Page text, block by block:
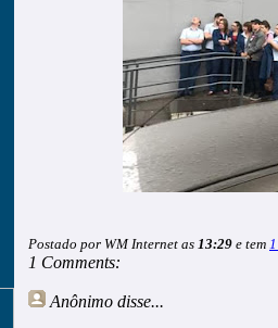
Postado por WM Internet as 13:29 e tem
1 Comments:
Anônimo disse...